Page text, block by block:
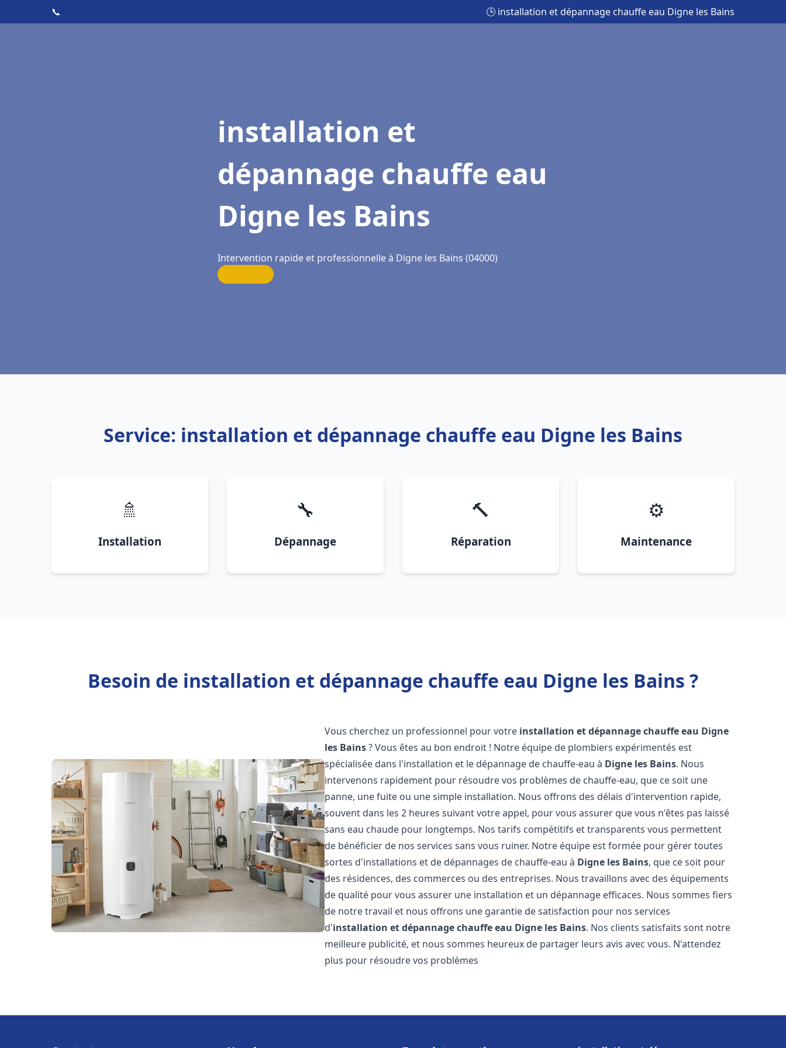
📞 🕒 installation et dépannage chauffe eau Digne les Bains
installation et
dépannage chauffe eau
Digne les Bains
Intervention rapide et professionnelle à Digne les Bains (04000)
Service: installation et dépannage chauffe eau Digne les Bains
🚿
Installation
🔧
Dépannage
🔨
Réparation
⚙️
Maintenance
Besoin de installation et dépannage chauffe eau Digne les Bains ?
Vous cherchez un professionnel pour votre installation et dépannage chauffe eau Digne
les Bains? Vous êtes au bon endroit ! Notre équipe de plombiers expérimentés est
spécialisée dans l'installation et le dépannage de chauffe-eau à Digne les Bains. Nous
intervenons rapidement pour résoudre vos problèmes de chauffe-eau, que ce soit une
panne, une fuite ou une simple installation. Nous offrons des délais d'intervention rapide,
souvent dans les 2 heures suivant votre appel, pour vous assurer que vous n'êtes pas laissé
sans eau chaude pour longtemps. Nos tarifs compétitifs et transparents vous permettent
de bénéficier de nos services sans vous ruiner. Notre équipe est formée pour gérer toutes
sortes d'installations et de dépannages de chauffe-eau à Digne les Bains, que ce soit pour
des résidences, des commerces ou des entreprises. Nous travaillons avec des équipements
de qualité pour vous assurer une installation et un dépannage efficaces. Nous sommes fiers
de notre travail et nous offrons une garantie de satisfaction pour nos services
d'installation et dépannage chauffe eau Digne les Bains. Nos clients satisfaits sont notre
meilleure publicité, et nous sommes heureux de partager leurs avis avec vous. N'attendez
plus pour résoudre vos problèmes